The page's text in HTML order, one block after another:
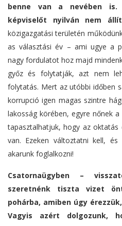
benne van a nevében is.
képviselőt nyilván nem
közigazgatási területén
as választási év – ami ugye a
nagy fordulatot hoz majd
győz és folytatják, azt nem
folytatás. Mert az utóbbi időben
korrupció igen magas szintre
lakosság körében, egyre nőnek
tapasztalhatjuk, hogy az oktatás
van. Ezeken változtatni kell,
akarunk foglalkozni!
Csatornaügyben –
szeretnénk tiszta vizet
pohárba, amiben úgy
Vagyis azért dolgozunk,